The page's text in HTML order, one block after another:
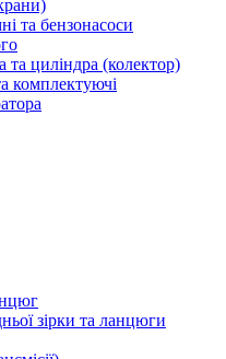
та бензонасоси
циліндра (колектор)
комплектуючі
зірки та ланцюги